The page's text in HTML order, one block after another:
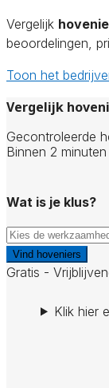
Vergelijk
beoordelingen,
Toon het
Vergelijk
Gecontroleerde
Binnen 2
Wat is je klus?
Vind hoveniers
Gratis -
Klik hier